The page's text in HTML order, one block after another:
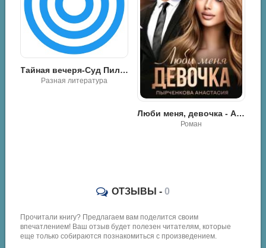
Тайная вечеря-Суд Пилата-Воскресение - Urantia Foundation
Разная литература
Люби меня, девочка - Анастасия Пырченкова
Роман
ОТЗЫВЫ - 0
Прочитали книгу? Предлагаем вам поделится своим
впечатлением! Ваш отзыв будет полезен читателям, которые
еще только собираются познакомиться с произведением.